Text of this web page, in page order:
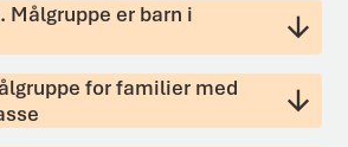
Målgruppe er barn i
for familier med